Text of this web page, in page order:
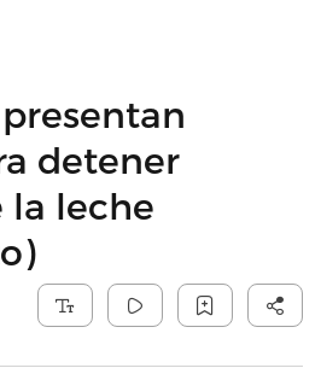
detener
la leche